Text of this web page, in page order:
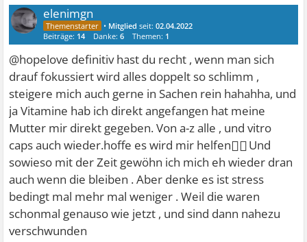
elenimgn
• Mitglied seit:02.04.2022
Beiträge: 14 Danke:6 Themen: 1
@hopelove definitiv hast du recht , wenn man sich
drauf fokussiert wird alles doppelt so schlimm ,
steigere mich auch gerne in Sachen rein hahahha, und
ja Vitamine hab ich direkt angefangen hat meine
Mutter mir direkt gegeben. Von a-z alle , und vitro
caps auch wieder.hoffe es wird mir helfen👍🏽Und
sowieso mit der Zeit gewöhn ich mich eh wieder dran
auch wenn die bleiben . Aber denke es ist stress
bedingt mal mehr mal weniger . Weil die waren
schonmal genauso wie jetzt , und sind dann nahezu
verschwunden